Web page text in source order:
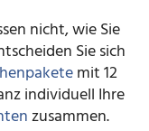
nicht, wie Sie
Sie sich
mit 12
individuell Ihre
zusammen.